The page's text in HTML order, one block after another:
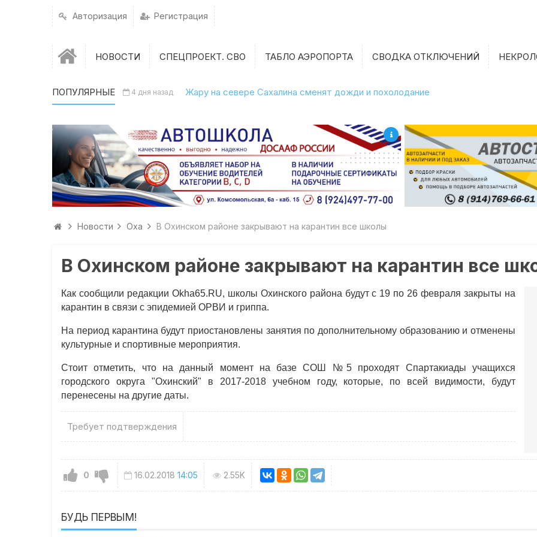
Авторизация Регистрация
НОВОСТИ СПЕЦПРОЕКТ. СВО ТАБЛО АЭРОПОРТА СВОДКА ОТКЛЮЧЕНИЙ
ПОПУЛЯРНЫЕ 4 дня назад Жару на севере Сахалина сменят дожди и похолодание
Новости Оха В Охинском районе закрывают на карантин все школы
В Охинском районе закрывают на карантин все
Как сообщили редакции Okha65.RU, школы Охинского района будут с 19 по 26 февраля закрыты на
карантин в связи с эпидемией ОРВИ и гриппа.
На период карантина будут приостановлены занятия по дополнительному образованию и отменены
культурные и спортивные мероприятия.
Стоит отметить, что на данный момент на базе СОШ №5 проходят Спартакиады учащихся
городского округа "Охинский" в 2017-2018 учебном году, которые, по всей видимости, будут
перенесены на другие даты.
Требует подтверждения
0 16.02.2018 14:05 2.55K
БУДЬ ПЕРВЫМ!